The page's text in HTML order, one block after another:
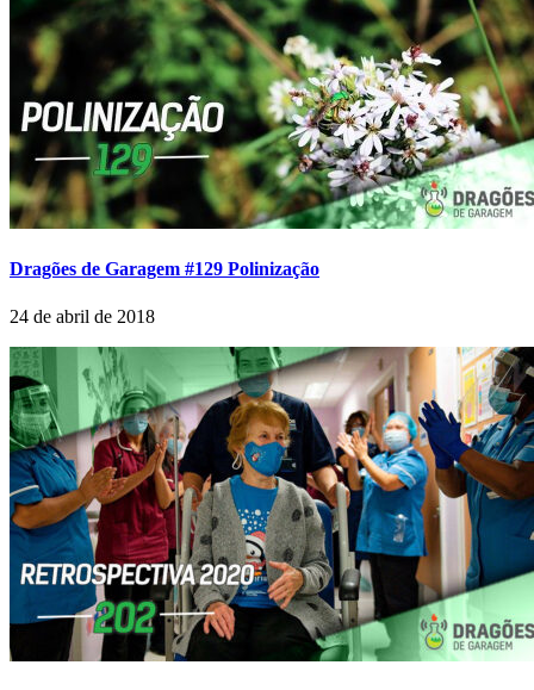
Dragões de Garagem #129 Polinização
24 de abril de 2018